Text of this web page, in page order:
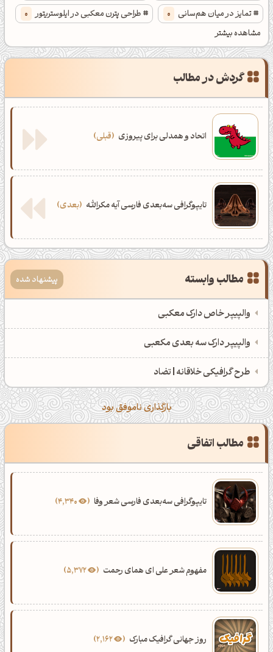
تمایز در میان هم‌سانی 0 طراحی پترن معکبی در ایلوستریتور 0
مشاهده بیشتر
طرح مفهومی گرافیکی 0 طراحی گرافیک خلاقانه 0
راهکارهای غلبه بر ناامیدی
گردش در مطالب
اتحاد و همدلی برای پیروزی قبلی
تایپوگرافی سه‌بعدی فارسی آیه مکرالله بعدی
مطالب وابسته پیشنهاد شده
والپیپر خاص دارک معکبی
والپیپر دارک سه بعدی مکعبی
طرح گرافیکی خلاقانه | تضاد
بارگذاری ناموفق بود
مطالب اتفاقی
تایپوگرافی سه‌بعدی فارسی شعر وفا
مفهوم شعر علی ای همای رحمت 5,372
روز جهانی گرافیک مبارک 2,162
کانال تلگرام
اینستاگرام
اَپ اندروید